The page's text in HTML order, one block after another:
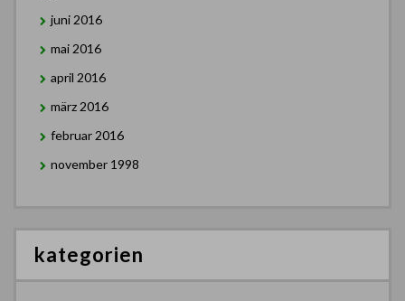
juni 2016
mai 2016
april 2016
märz 2016
februar 2016
november 1998
kategorien